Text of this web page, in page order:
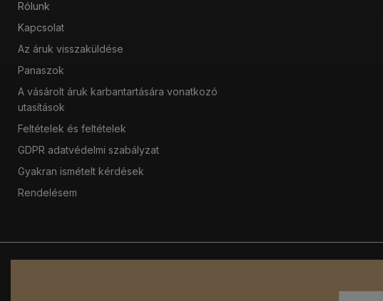
Rólunk
Kapcsolat
Az áruk visszaküldése
Panaszok
A vásárolt áruk karbantartására vonatkozó
utasítások
Feltételek és feltételek
GDPR adatvédelmi szabályzat
Gyakran ismételt kérdések
Rendelésem